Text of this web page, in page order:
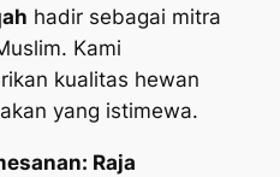
hadir sebagai mitra
Kami
kualitas hewan
yang istimewa.
Raja